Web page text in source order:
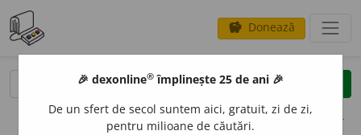
savings Donează
clear
opțiuni
🎉 dexonline® împlinește 25 de ani 🎉
De un sfert de secol suntem aici, gratuit, zi de zi,
pentru milioane de căutări.